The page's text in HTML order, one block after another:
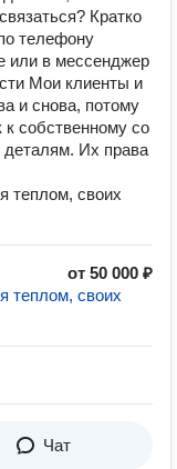
Кратко
телефону
или в мессенджер
Мои клиенты и
и снова, потому
к собственному со
деталям. Их права
теплом, своих
от 50 000 ₽
теплом, своих
Чат